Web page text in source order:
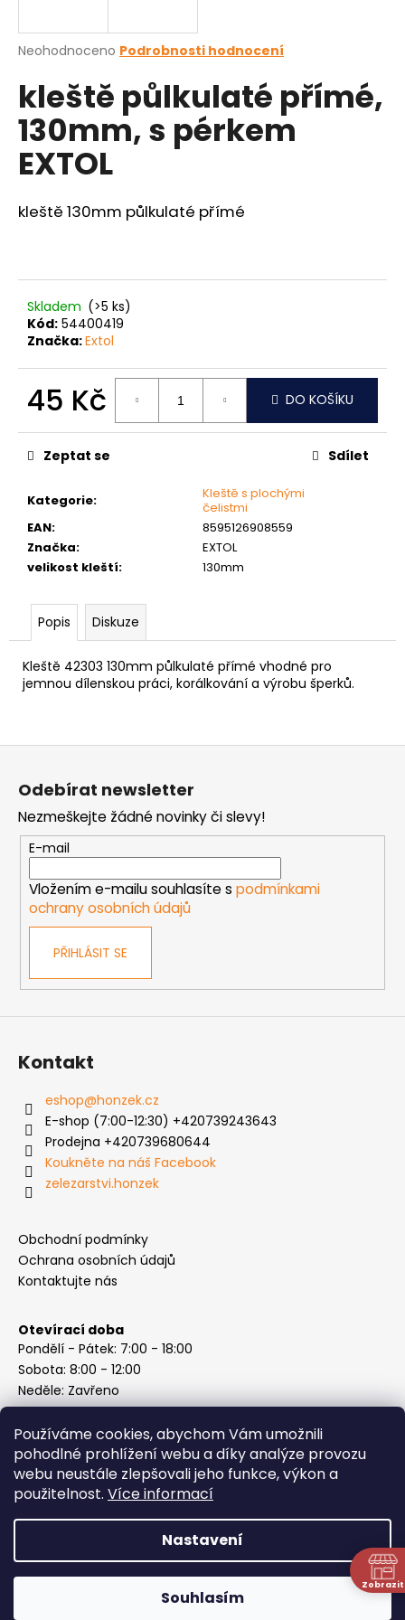
Používáme cookies, abychom Vám umožnili
pohodlné prohlížení webu a díky analýze provozu
webu neustále zlepšovali jeho funkce, výkon a
použitelnost. Více informací
Nastavení
Souhlasím
Průměrné
produktu
je
0,0
5
hvězdiček.
Neohodnoceno Podrobnosti hodnocení
kleště půlkulaté přímé,
130mm, s pérkem
EXTOL
kleště 130mm půlkulaté přímé
Skladem (>5 ks)
Kód: 54400419
Značka:Extol
45 Kč
cena:
DO KOŠÍKU
Kategorie:
Kleště s plochými
čelistmi
EAN:
8595126908559
Značka:
EXTOL
velikost kleští: 130mm
Zeptat se Sdílet
Popis Diskuze
Kleště 42303 130mm půlkulaté přímé vhodné pro
jemnou dílenskou práci, korálkování a výrobu šperků.
j
t
?
HLEDAT
D
o
p
o
r
č
u
e
e
MATICE
ŠESTIHRANNÁ
POZINK
0,10
Kč
Z
Odebírat newsletter
Nezmeškejte žádné novinky či slevy!
E-mail
Vložením e-mailu souhlasíte s podmínkami
ochrany osobních údajů
PŘIHLÁSIT SE
Kontakt
eshop@honzek.cz
E-shop (7:00-12:30) +420739243643
Prodejna +420739680644
Koukněte na náš Facebook
zelezarstvi.honzek
Obchodní podmínky
Ochrana osobních údajů
Kontaktujte nás
Otevírací doba
Pondělí - Pátek: 7:00 - 18:00
Sobota: 8:00 - 12:00
Neděle: Zavřeno
Instagram
Copyright 2026ABC Železářství Honzek. Všechna práva
vyhrazena.
Zobrazit